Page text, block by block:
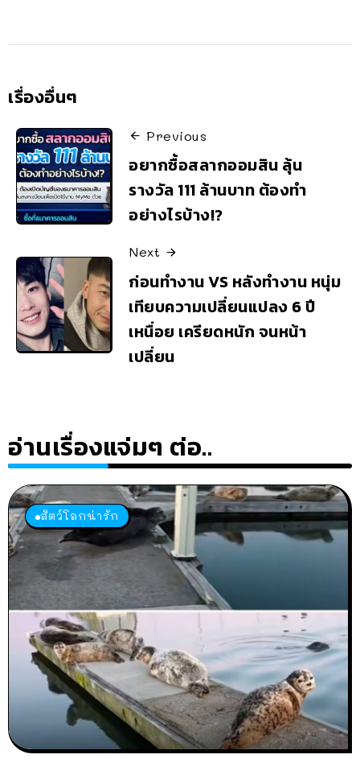
เรื่องอื่นๆ
Previous
อยากซื้อสลากออมสิน ลุ้น
รางวัล 111 ล้านบาท ต้องทำ
อย่างไรบ้าง!?
Next
ก่อนทำงาน VS หลังทำงาน หนุ่ม
เทียบความเปลี่ยนแปลง 6 ปี
เหนื่อย เครียดหนัก จนหน้า
เปลี่ยน
อ่านเรื่องแจ่มๆ ต่อ..
สัตว์โลกน่ารัก